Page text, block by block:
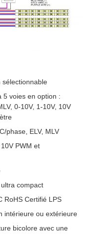
sélectionnable
5 voies en option :
0-10V, 1-10V, 10V
phase, ELV, MLV
PWM et
compact
RoHS Certifié LPS
intérieure ou extérieure
bicolore avec une